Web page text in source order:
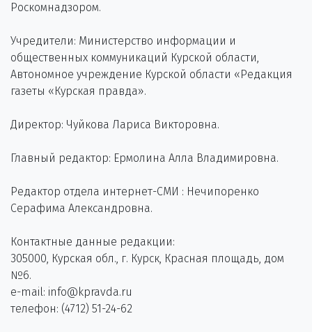
Роскомнадзором.
Учредители: Министерство информации и
общественных коммуникаций Курской области,
Автономное учреждение Курской области «Редакция
газеты «Курская правда».
Директор: Чуйкова Лариса Викторовна.
Главный редактор: Ермолина Алла Владимировна.
Редактор отдела интернет-СМИ : Нечипоренко
Серафима Александровна.
Контактные данные редакции:
305000, Курская обл., г. Курск, Красная площадь, дом
№6.
e-mail: info@kpravda.ru
телефон: (4712) 51-24-62